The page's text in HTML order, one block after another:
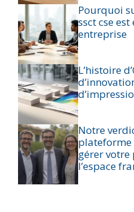
Pourquoi
ssct cse
entreprise
L’histoire
Notre
gérer votre
l’espace